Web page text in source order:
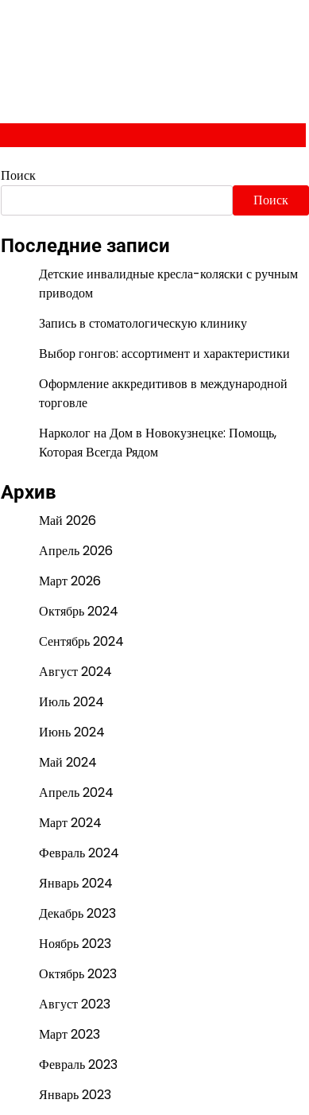
Поиск
Поиск
Последние записи
Детские инвалидные кресла-коляски с ручным
приводом
Запись в стоматологическую клинику
Выбор гонгов: ассортимент и характеристики
Оформление аккредитивов в международной
торговле
Нарколог на Дом в Новокузнецке: Помощь,
Которая Всегда Рядом
Архив
Май 2026
Апрель 2026
Март 2026
Октябрь 2024
Сентябрь 2024
Август 2024
Июль 2024
Июнь 2024
Май 2024
Апрель 2024
Март 2024
Февраль 2024
Январь 2024
Декабрь 2023
Ноябрь 2023
Октябрь 2023
Август 2023
Март 2023
Февраль 2023
Январь 2023